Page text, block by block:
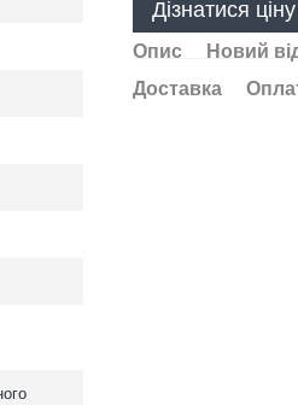
Дізнатися ціну
Опис
Новий
Доставка